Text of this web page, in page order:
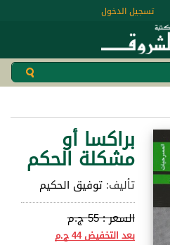
تسجيل الدخول
براكسا أو
مشكلة الحكم
تأليف:توفيق الحكيم
السعر :55 ج.م
بعد التخفيض44 ج.م